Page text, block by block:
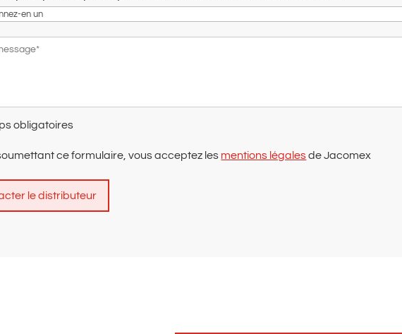
obligatoires
ce formulaire, vous acceptez les mentions légalesde Jacomex